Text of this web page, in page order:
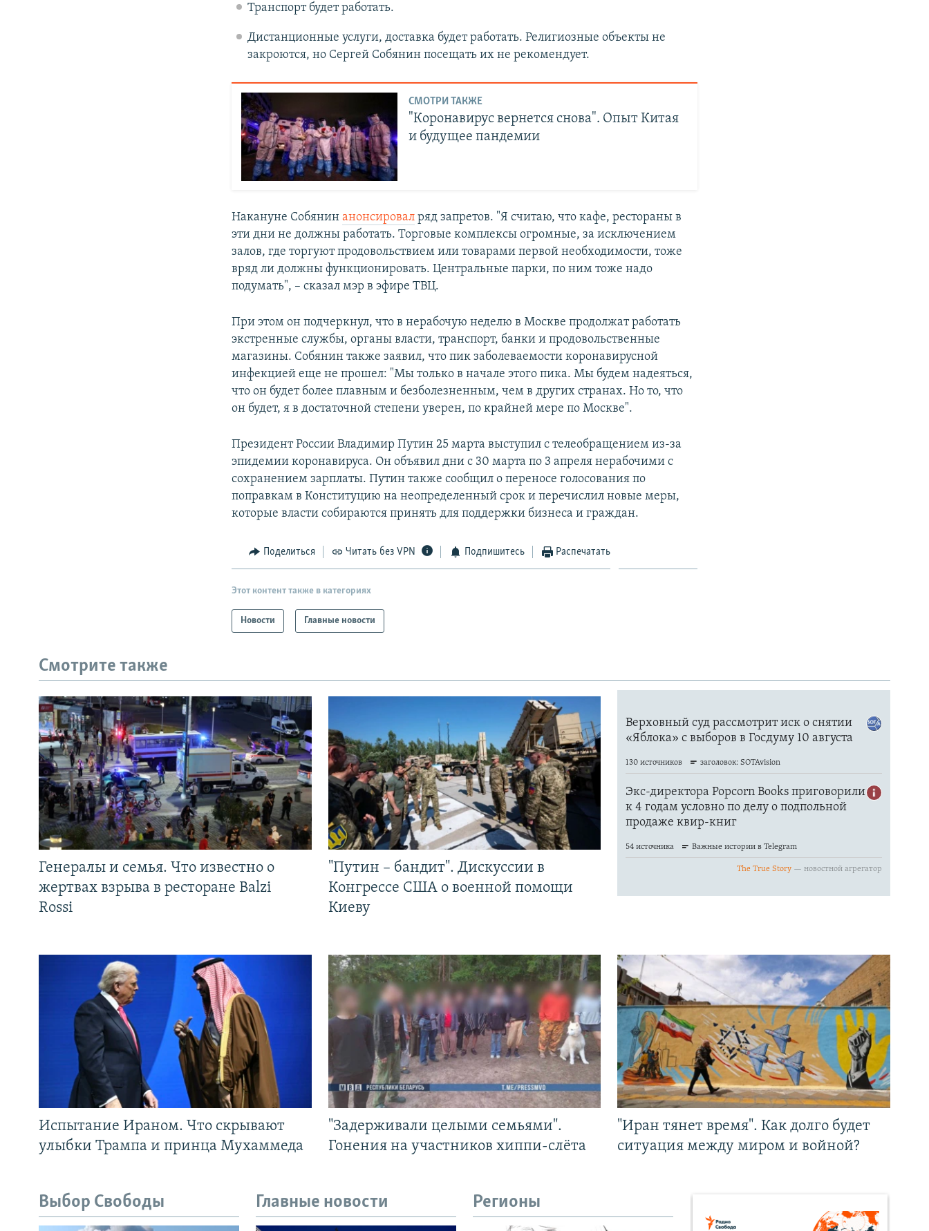
Транспорт будет работать.
Дистанционные услуги, доставка будет работать. Религиозные объекты не
закроются, но Сергей Собянин посещать их не рекомендует.
СМОТРИ ТАКЖЕ
"Коронавирус вернется снова". Опыт Китая
и будущее пандемии
Накануне Собянинанонсировал ряд запретов. "Я считаю, что кафе, рестораны в
эти дни не должны работать. Торговые комплексы огромные, за исключением
залов, где торгуют продовольствием или товарами первой необходимости, тоже
вряд ли должны функционировать. Центральные парки, по ним тоже надо
подумать", – сказал мэр в эфире ТВЦ.
При этом он подчеркнул, что в нерабочую неделю в Москве продолжат работать
экстренные службы, органы власти, транспорт, банки и продовольственные
магазины. Собянин также заявил, что пик заболеваемости коронавирусной
инфекцией еще не прошел: "Мы только в начале этого пика. Мы будем надеяться,
что он будет более плавным и безболезненным, чем в других странах. Но то, что
он будет, я в достаточной степени уверен, по крайней мере по Москве".
Президент России Владимир Путин 25 марта выступил с телеобращением из-за
эпидемии коронавируса. Он объявил дни с 30 марта по 3 апреля нерабочими с
сохранением зарплаты. Путин также сообщил о переносе голосования по
поправкам в Конституцию на неопределенный срок и перечислил новые меры,
которые власти собираются принять для поддержки бизнеса и граждан.
Поделиться Читать без VPN Подпишитесь Распечатать
Этот контент также в категориях
Новости Главные новости
Смотрите также
Генералы и семья. Что известно о
жертвах взрыва в ресторане Balzi
Rossi
"Путин – бандит". Дискуссии в
Конгрессе США о военной помощи
Киеву
Испытание Ираном. Что скрывают
улыбки Трампа и принца Мухаммеда
"Задерживали целыми семьями".
Гонения на участников хиппи-слёта
"Иран тянет время". Как долго будет
ситуация между миром и войной?
Выбор Свободы Главные новости Регионы